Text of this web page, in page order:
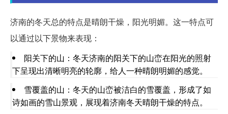
济南的冬天总的特点是晴朗干燥，阳光明媚。这一特点可
以通过以下景物来表现：
阳关下的山：冬天济南的阳关下的山峦在阳光的照射
下呈现出清晰明亮的轮廓，给人一种晴朗明媚的感觉。
雪覆盖的山：冬天的山峦被洁白的雪覆盖，形成了如
诗如画的雪山景观，展现着济南冬天晴朗干燥的特点。